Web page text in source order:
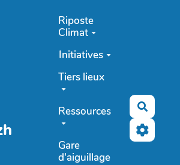
Riposte
Climat
Initiatives
Tiers lieux
Ressources
Gare
d'aiguillage